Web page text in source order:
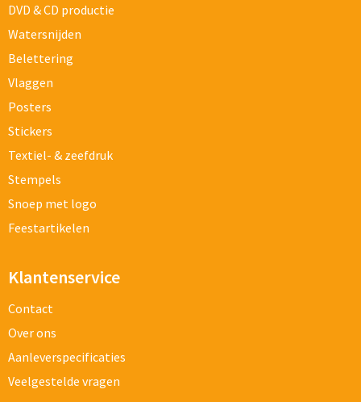
DVD & CD productie
Watersnijden
Belettering
Vlaggen
Posters
Stickers
Textiel- & zeefdruk
Stempels
Snoep met logo
Feestartikelen
Klantenservice
Contact
Over ons
Aanleverspecificaties
Veelgestelde vragen